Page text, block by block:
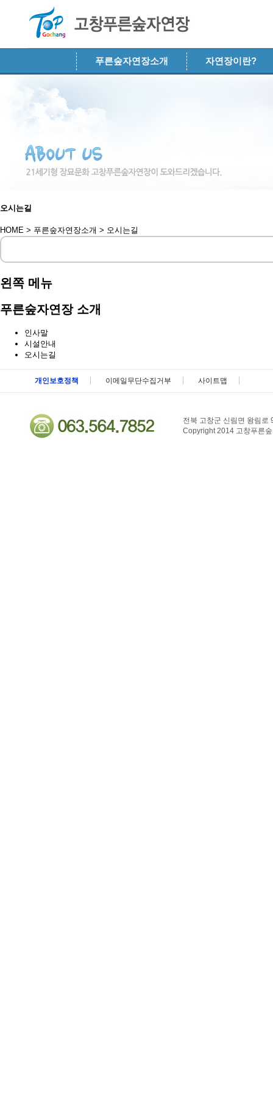
푸른숲자연장소개 자연장이란?
오시는길
HOME > 푸른숲자연장소개 > 오시는길
왼쪽 메뉴
푸른숲자연장 소개
인사말
시설안내
오시는길
개인보호정책 이메일무단수집거부 사이트맵
전북 고창군 신림면 왕림로
Copyright 2014 고창푸른